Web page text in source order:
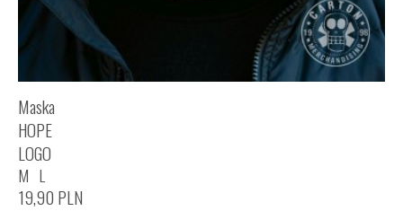
Maska
HOPE
LOGO
M L
19,90 PLN